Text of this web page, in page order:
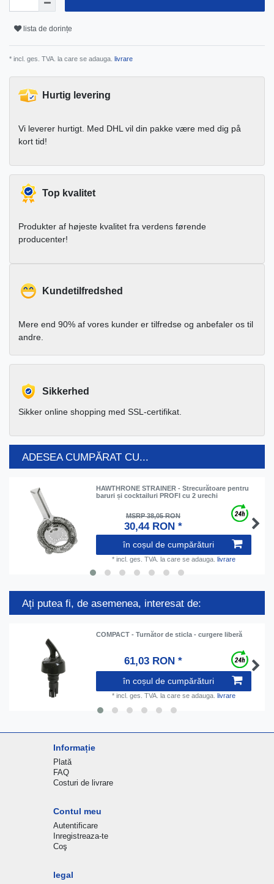
lista de dorințe
* incl. ges. TVA. la care se adauga. livrare
Hurtig levering
Vi leverer hurtigt. Med DHL vil din pakke være med dig på
kort tid!
Top kvalitet
Produkter af højeste kvalitet fra verdens førende
producenter!
Kundetilfredshed
Mere end 90% af vores kunder er tilfredse og anbefaler os til
andre.
Sikkerhed
Sikker online shopping med SSL-certifikat.
ADESEA CUMPĂRAT CU...
HAWTHRONE STRAINER - Strecurătoare pentru
baruri și cocktailuri PROFI cu 2 urechi
MSRP 38,05 RON
30,44 RON *
în coșul de cumpărături
* incl. ges. TVA. la care se adauga. livrare
Ați putea fi, de asemenea, interesat de:
COMPACT - Turnător de sticla - curgere liberă
61,03 RON *
în coșul de cumpărături
* incl. ges. TVA. la care se adauga. livrare
Informație
Plată
FAQ
Costuri de livrare
Contul meu
Autentificare
Inregistreaza-te
Coş
legal